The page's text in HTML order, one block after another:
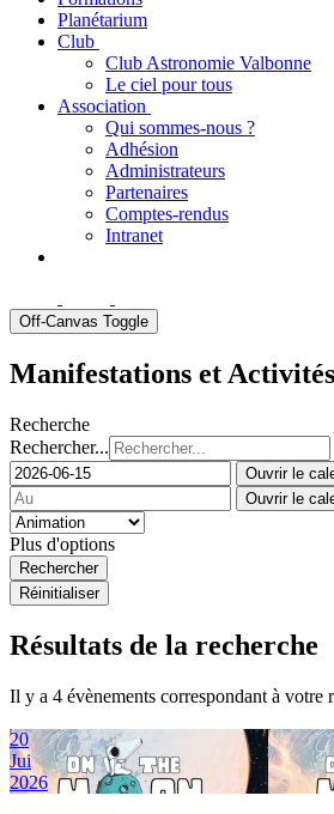
Planétarium
Club
Club Astronomie Valbonne
Le ciel pour tous
Association
Qui sommes-nous ?
Adhésion
Administrateurs
Partenaires
Comptes-rendus
Intranet
Off-Canvas Toggle
Manifestations et
Recherche
Rechercher...
Ouvrir le
Ouvrir le
Plus d'options
Rechercher
Réinitialiser
Résultats de la recherche
Il y a 4 évènements correspondant à votre
20
Jui
2026